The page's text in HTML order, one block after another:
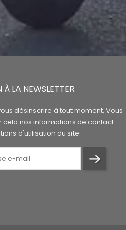
À LA NEWSLETTER
désinscrire à tout moment. Vous
cela nos informations de contact
d'utilisation du site.